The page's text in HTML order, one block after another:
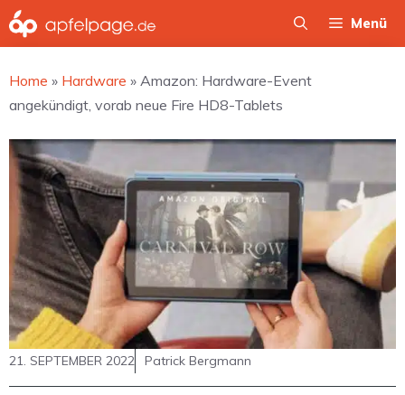
Zum
Inhalt
Menü
Home » Hardware » Amazon: Hardware-Event
angekündigt, vorab neue Fire HD8-Tablets
21. SEPTEMBER 2022 Patrick Bergmann